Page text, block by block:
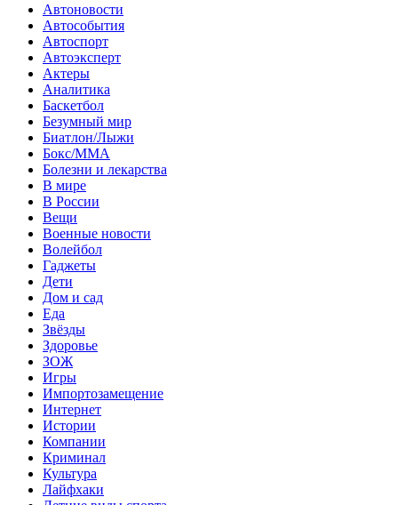
Автоновости
Автособытия
Автоспорт
Автоэксперт
Актеры
Аналитика
Баскетбол
Безумный мир
Биатлон/Лыжи
Бокс/MMA
Болезни и лекарства
В мире
В России
Вещи
Военные новости
Волейбол
Гаджеты
Дети
Дом и сад
Еда
Звёзды
Здоровье
ЗОЖ
Игры
Импортозамещение
Интернет
Истории
Компании
Криминал
Культура
Лайфхаки